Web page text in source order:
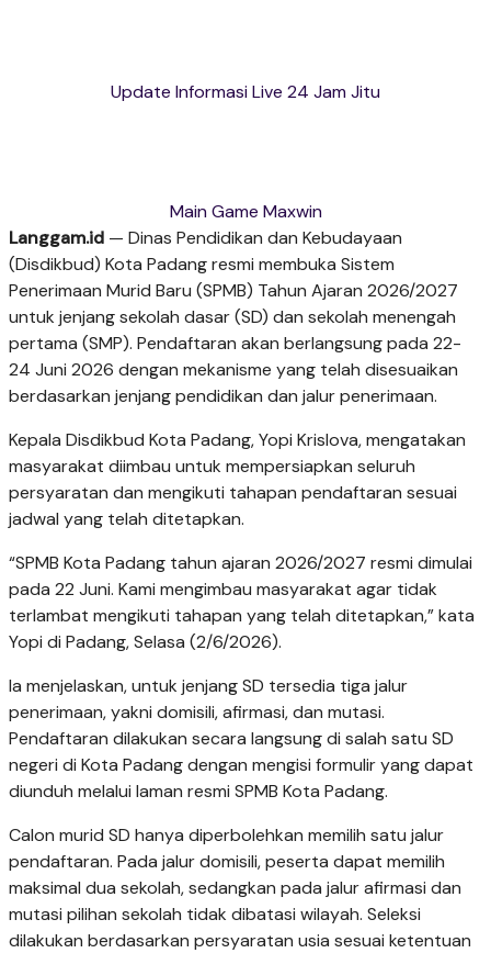
Update Informasi Live 24 Jam Jitu
Main Game Maxwin
Langgam.id — Dinas Pendidikan dan Kebudayaan
(Disdikbud) Kota Padang resmi membuka Sistem
Penerimaan Murid Baru (SPMB) Tahun Ajaran 2026/2027
untuk jenjang sekolah dasar (SD) dan sekolah menengah
pertama (SMP). Pendaftaran akan berlangsung pada 22-
24 Juni 2026 dengan mekanisme yang telah disesuaikan
berdasarkan jenjang pendidikan dan jalur penerimaan.
Kepala Disdikbud Kota Padang, Yopi Krislova, mengatakan
masyarakat diimbau untuk mempersiapkan seluruh
persyaratan dan mengikuti tahapan pendaftaran sesuai
jadwal yang telah ditetapkan.
“SPMB Kota Padang tahun ajaran 2026/2027 resmi dimulai
pada 22 Juni. Kami mengimbau masyarakat agar tidak
terlambat mengikuti tahapan yang telah ditetapkan,” kata
Yopi di Padang, Selasa (2/6/2026).
Ia menjelaskan, untuk jenjang SD tersedia tiga jalur
penerimaan, yakni domisili, afirmasi, dan mutasi.
Pendaftaran dilakukan secara langsung di salah satu SD
negeri di Kota Padang dengan mengisi formulir yang dapat
diunduh melalui laman resmi SPMB Kota Padang.
Calon murid SD hanya diperbolehkan memilih satu jalur
pendaftaran. Pada jalur domisili, peserta dapat memilih
maksimal dua sekolah, sedangkan pada jalur afirmasi dan
mutasi pilihan sekolah tidak dibatasi wilayah. Seleksi
dilakukan berdasarkan persyaratan usia sesuai ketentuan